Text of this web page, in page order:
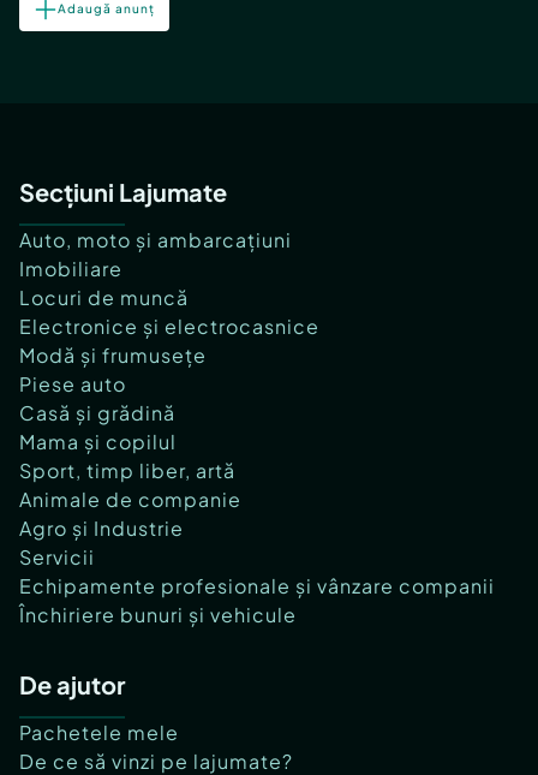
Adaugă anunț
Secțiuni Lajumate
Auto, moto și ambarcațiuni
Imobiliare
Locuri de muncă
Electronice și electrocasnice
Modă și frumusețe
Piese auto
Casă și grădină
Mama și copilul
Sport, timp liber, artă
Animale de companie
Agro și Industrie
Servicii
Echipamente profesionale și vânzare companii
Închiriere bunuri și vehicule
De ajutor
Pachetele mele
De ce să vinzi pe lajumate?